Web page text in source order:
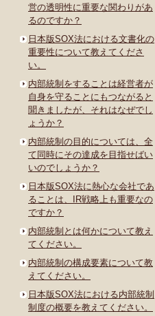
営の透明性に重要な関わりがあ
るのですか？
日本版SOX法における文書化の
重要性について教えてくださ
い。
内部統制をすることは経営者が
自身を守ることにもつながると
聞きましたが、それはなぜでし
ょうか？
内部統制の目的については、全
て同時にその達成を目指せばい
いのでしょうか？
日本版SOX法に熱心な会社であ
ることは、IR戦略上も重要なの
ですか？
内部統制とは何かについて教え
てください。
内部統制の構成要素について教
えてください。
日本版SOX法における内部統制
制度の概要を教えてください。